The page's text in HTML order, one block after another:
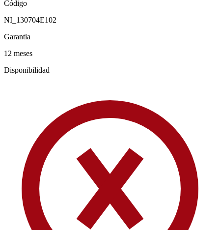
Código
NI_130704E102
Garantia
12 meses
Disponibilidad